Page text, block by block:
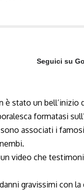
Seguici su
è stato un
formatasi
associati i
video che
gravissimi con